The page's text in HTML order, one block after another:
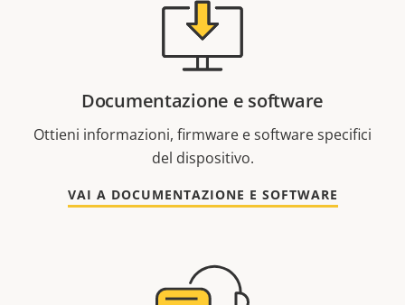
Documentazione e software
Ottieni informazioni, firmware e software specifici
del dispositivo.
VAI A DOCUMENTAZIONE E SOFTWARE